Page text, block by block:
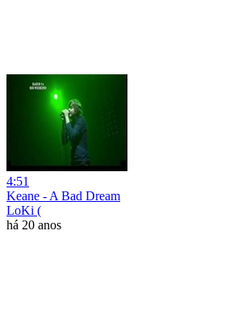
4:51
Keane - A Bad Dream
LoKi (
há 20 anos